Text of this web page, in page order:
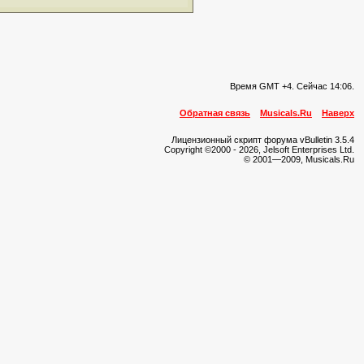
Время GMT +4. Сейчас 14:06
Обратная связь Musicals.Ru Наверх
Лицензионный скрипт форума vBulletin 3.5.4
Copyright ©2000 - 2026, Jelsoft Enterprises Ltd.
© 2001—2009, Musicals.Ru